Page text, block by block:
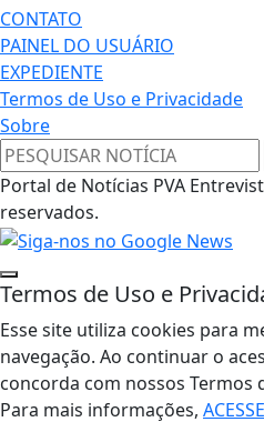
CONTATO
PAINEL DO USUÁRIO
EXPEDIENTE
Termos de Uso e Privacidade
Sobre
Portal de Notícias PVA
reservados.
Termos de Uso e
Esse site utiliza cookies para
navegação. Ao continuar o
concorda com nossos Termos
Para mais informações,